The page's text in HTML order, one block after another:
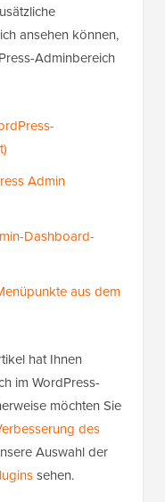
ansehen können,
Adminbereich
Admin
Dashboard-
aus dem
hat Ihnen
im WordPress-
möchten Sie
des
Auswahl der
sehen.